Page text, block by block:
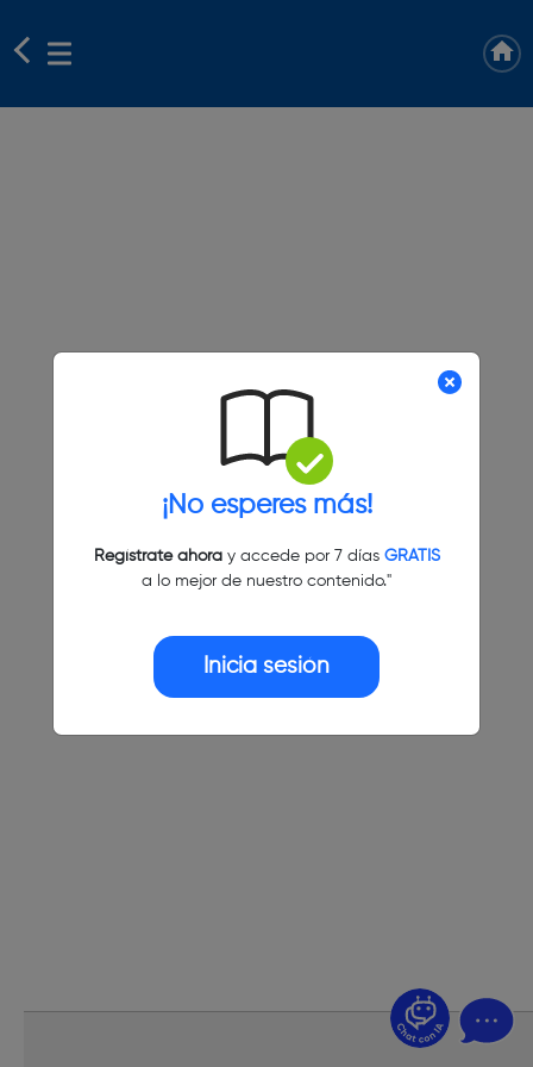
¡No esperes más!
Regístrate ahoray accede por 7 días GRATIS
a lo mejor de nuestro contenido."
Inicia sesión